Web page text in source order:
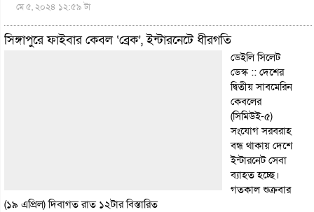
মে ৫, ২০২৪ ১২:৫৯ টা
সিঙ্গাপুরে ফাইবার কেবল ‘ব্রেক’, ইন্টারনেটে ধীরগতি
ডেইলি সিলেট
ডেস্ক :: দেশের
দ্বিতীয় সাবমেরিন
কেবলের
(সিমিউই-৫)
সংযোগ সরবরাহ
বন্ধ থাকায় দেশে
ইন্টারনেট সেবা
ব্যাহত হচ্ছে।
গতকাল শুক্রবার
(১৯ এপ্রিল) দিবাগত রাত ১২টারবিস্তারিত